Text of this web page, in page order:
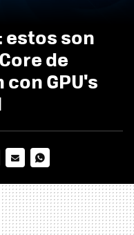
estos son
de
GPU's
MAIL